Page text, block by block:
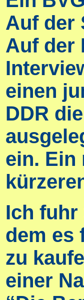
Auf der
Auf der
einen
DDR
ein. Ein
Ich fuhr
dem es
zu
einer